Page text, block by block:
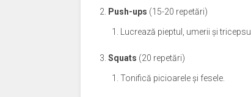
Push-ups (15-20 repetări)
Lucrează pieptul, umerii și tricepsul.
Squats (20 repetări)
Tonifică picioarele și fesele.